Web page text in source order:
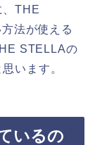
、THE
法が使える
STELLAの
います。
いるの